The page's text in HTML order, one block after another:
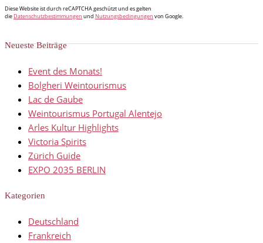
Diese Website ist durch reCAPTCHA geschützt und es gelten
die Datenschutzbestimmungen und Nutzungsbedingungen von Google.
Neueste Beiträge
Event des Monats!
Bolgheri Weintourismus
Lac de Gaube
Weintourismus Portugal Alentejo
Arles Kultur Highlights
Victoria Spirits
Zürich Guide
EXPO 2035 BERLIN
Kategorien
Deutschland
Frankreich